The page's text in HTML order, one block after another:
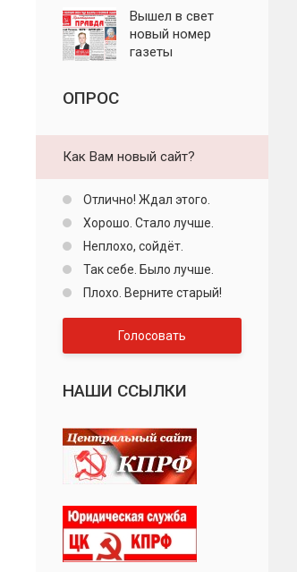
правда"
Вышел в свет
новый номер
газеты
ОПРОС
Как Вам новый сайт?
Отлично! Ждал этого.
Хорошо. Стало лучше.
Неплохо, сойдёт.
Так себе. Было лучше.
Плохо. Верните старый!
Голосовать
НАШИ ССЫЛКИ